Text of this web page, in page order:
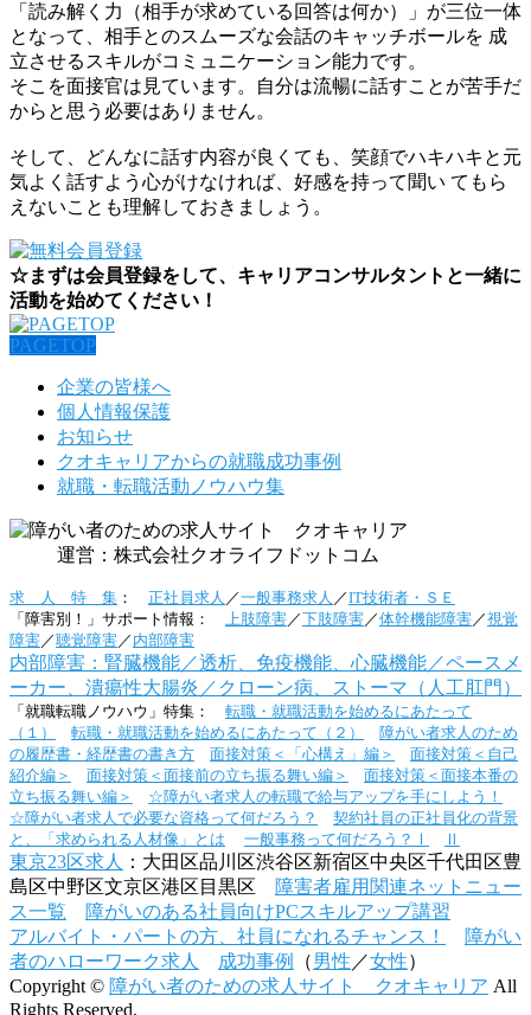
「読み解く力（相手が求めている回答は何か）」が三位一体
となって、相手とのスムーズな会話のキャッチボールを 成
立させるスキルがコミュニケーション能力です。
そこを面接官は見ています。自分は流暢に話すことが苦手だ
からと思う必要はありません。
そして、どんなに話す内容が良くても、笑顔でハキハキと元
気よく話すよう心がけなければ、好感を持って聞い てもら
えないことも理解しておきましょう。
☆まずは会員登録をして、キャリアコンサルタントと一緒に
活動を始めてください！
PAGETOP
企業の皆様へ
個人情報保護
お知らせ
クオキャリアからの就職成功事例
就職・転職活動ノウハウ集
運営：株式会社クオライフドットコム
求 人 特 集 ： 正社員求人 ／一般事務求人 ／IT技術者・ＳＥ
「障害別！」サポート情報： 上肢障害／下肢障害／体幹機能障害／視覚
障害／聴覚障害／ 内部障害
内部障害：腎臓機能／透析、免疫機能、心臓機能／ペースメ
ーカー、潰瘍性大腸炎／クローン病、ストーマ（人工肛門）
「就職転職ノウハウ」特集： 転職・就職活動を始めるにあたって
（１）
転職・就職活動を始めるにあたって（２）
障がい者求人のため
の履歴書・経歴書の書き方
面接対策＜「心構え」編＞
面接対策＜自己
紹介編＞
面接対策＜面接前の立ち振る舞い編＞
面接対策＜面接本番の
立ち振る舞い編＞
☆障がい者求人の転職で給与アップを手にしよう！
☆障がい者求人で必要な資格って何だろう？
契約社員の正社員化の背景
と、「求められる人材像」とは
一般事務って何だろう？Ⅰ Ⅱ
東京23区求人
：大田区品川区渋谷区新宿区中央区千代田区豊
島区中野区文京区港区目黒区 障害者雇用関連ネットニュー
ス一覧
障がいのある社員向けPCスキルアップ講習
アルバイト・パートの方、社員になれるチャンス！
障がい
者のハローワーク求人
成功事例 （男性 ／女性）
Copyright © 障がい者のための求人サイト クオキャリア All
Rights Reserved.